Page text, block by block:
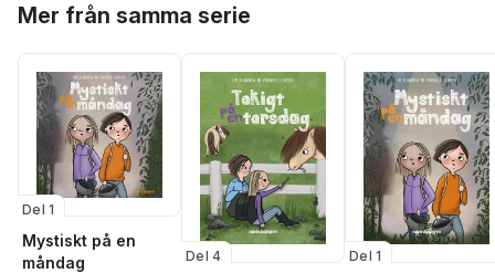
Mer från samma serie
Del 1
Mystiskt på en
måndag
Del 4 Del 1